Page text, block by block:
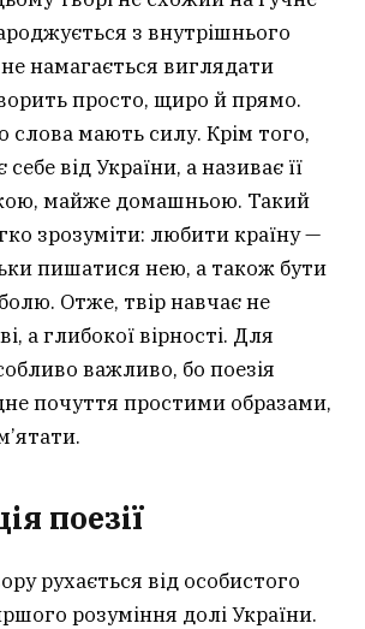
з внутрішнього
намагається виглядати
просто, щиро й прямо.
слова мають силу. Крім того,
себе від України, а називає її
майже домашньою. Такий
зрозуміти: любити країну —
пишатися нею, а також бути
Отже, твір навчає не
а глибокої вірності. Для
важливо, бо поезія
почуття простими образами,
поезії
рухається від особистого
розуміння долі України.